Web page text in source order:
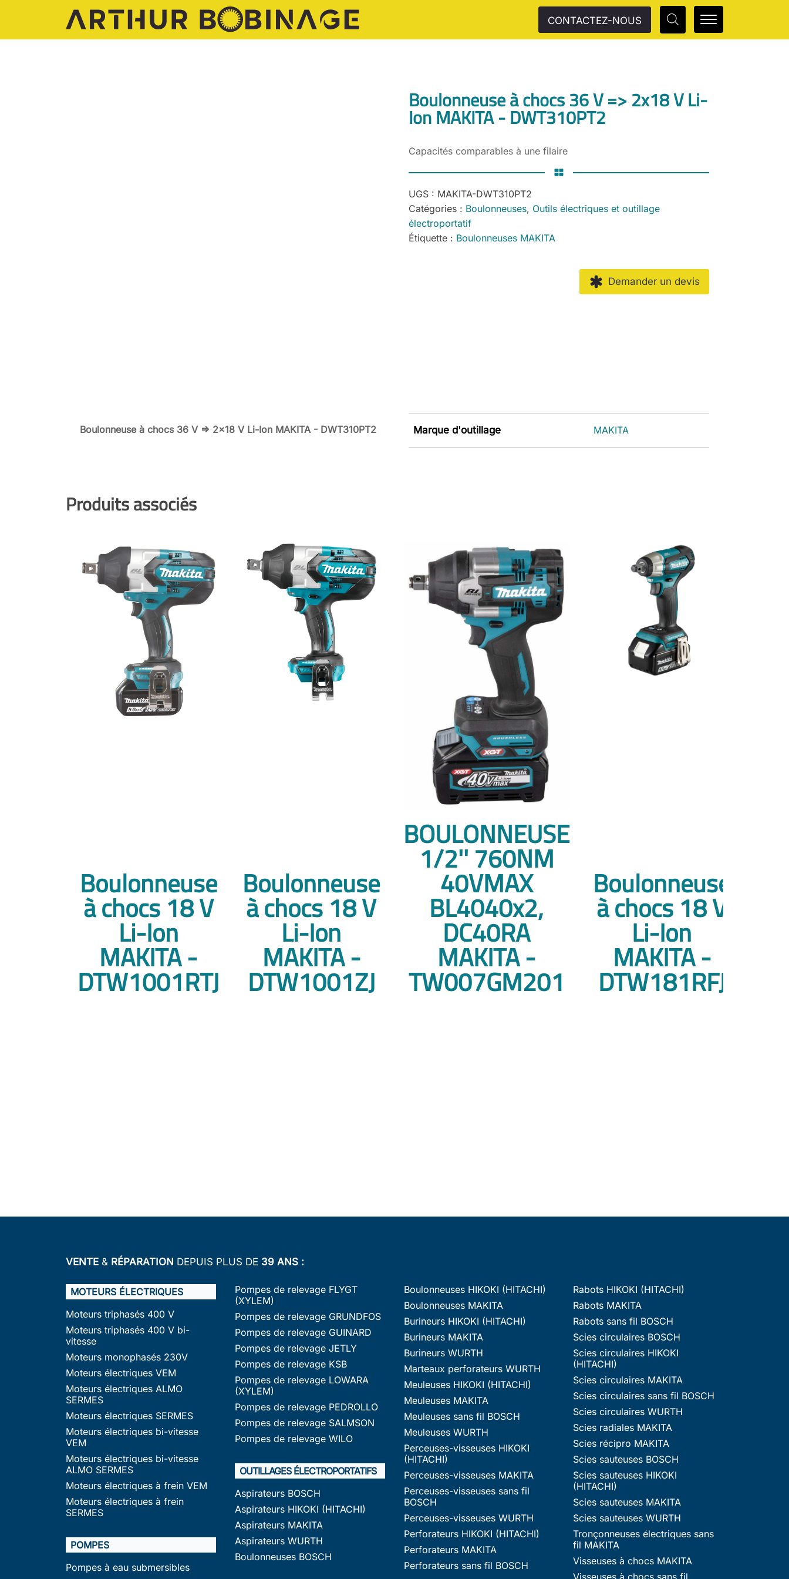
CONTACTEZ-NOUS
Boulonneuse à chocs 36 V => 2x18 V Li-
Ion MAKITA - DWT310PT2
Capacités comparables à une filaire
UGS : MAKITA-DWT310PT2
Catégories : Boulonneuses, Outils électriques et outillage
électroportatif
Étiquette : Boulonneuses MAKITA
Demander un devis
Boulonneuse à chocs 36 V => 2x18 V Li-Ion MAKITA - DWT310PT2 Marque d'outillage MAKITA
Produits associés
Boulonneuse
à chocs 18 V
Li-Ion
MAKITA -
DTW1001RTJ
Boulonneuse
à chocs 18 V
Li-Ion
MAKITA -
DTW1001ZJ
BOULONNEUSE
1/2'' 760NM
40VMAX
BL4040x2,
DC40RA
MAKITA -
TW007GM201
Boulonneuse
à chocs 18 V
Li-Ion
MAKITA -
DTW181RFJ
VENTE & RÉPARATION DEPUIS PLUS DE 39 ANS :
MOTEURS ÉLECTRIQUES
Moteurs triphasés 400 V
Moteurs triphasés 400 V bi-
vitesse
Moteurs monophasés 230V
Moteurs électriques VEM
Moteurs électriques ALMO
SERMES
Moteurs électriques SERMES
Moteurs électriques bi-vitesse
VEM
Moteurs électriques bi-vitesse
ALMO SERMES
Moteurs électriques à frein VEM
Moteurs électriques à frein
SERMES
POMPES
Pompes à eau submersibles
Pompes de relevage FLYGT
(XYLEM)
Pompes de relevage GRUNDFOS
Pompes de relevage GUINARD
Pompes de relevage JETLY
Pompes de relevage KSB
Pompes de relevage LOWARA
(XYLEM)
Pompes de relevage PEDROLLO
Pompes de relevage SALMSON
Pompes de relevage WILO
OUTILLAGES ÉLECTROPORTATIFS
Aspirateurs BOSCH
Aspirateurs HIKOKI (HITACHI)
Aspirateurs MAKITA
Aspirateurs WURTH
Boulonneuses BOSCH
Boulonneuses HIKOKI (HITACHI)
Boulonneuses MAKITA
Burineurs HIKOKI (HITACHI)
Burineurs MAKITA
Burineurs WURTH
Marteaux perforateurs WURTH
Meuleuses HIKOKI (HITACHI)
Meuleuses MAKITA
Meuleuses sans fil BOSCH
Meuleuses WURTH
Perceuses-visseuses HIKOKI
(HITACHI)
Perceuses-visseuses MAKITA
Perceuses-visseuses sans fil
BOSCH
Perceuses-visseuses WURTH
Perforateurs HIKOKI (HITACHI)
Perforateurs MAKITA
Perforateurs sans fil BOSCH
Rabots HIKOKI (HITACHI)
Rabots MAKITA
Rabots sans fil BOSCH
Scies circulaires BOSCH
Scies circulaires HIKOKI
(HITACHI)
Scies circulaires MAKITA
Scies circulaires sans fil BOSCH
Scies circulaires WURTH
Scies radiales MAKITA
Scies récipro MAKITA
Scies sauteuses BOSCH
Scies sauteuses HIKOKI
(HITACHI)
Scies sauteuses MAKITA
Scies sauteuses WURTH
Tronçonneuses électriques sans
fil MAKITA
Visseuses à chocs MAKITA
Visseuses à chocs sans fil